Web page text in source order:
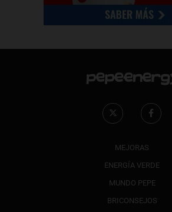
MEJORAS
ENERGÍA VERDE
MUNDO PEPE
BRICONSEJOS